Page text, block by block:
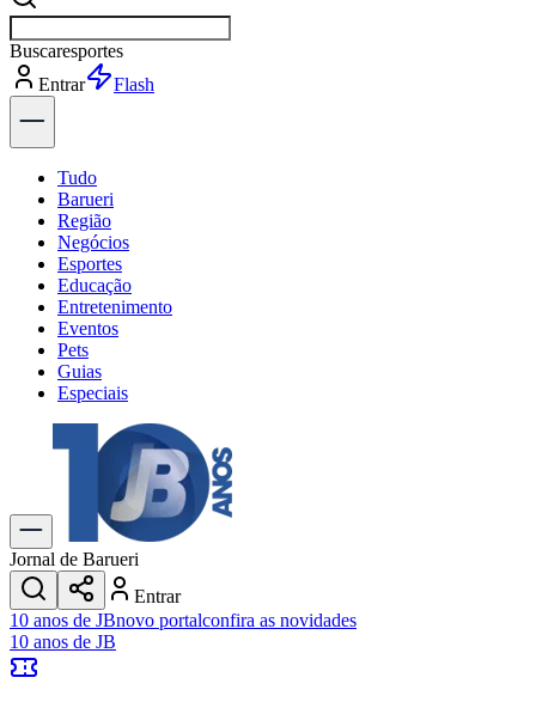
Buscarpolítica
Entrar
Explorar
Tudo
Barueri
Região
Negócios
Esportes
Educação
Entretenimento
Eventos
Pets
Guias
Especiais
Explore Tudo
Últimas Notícias
Previsão do Tempo
Trânsito e Rotas
Dia a Dia & Lazer
Transportes
Gastronomia
Cinema & Shows
JogosNovo
Jornal de Barueri
Entrar
10 anos de JBnovo portalconfira as novidades
10 anos de JB